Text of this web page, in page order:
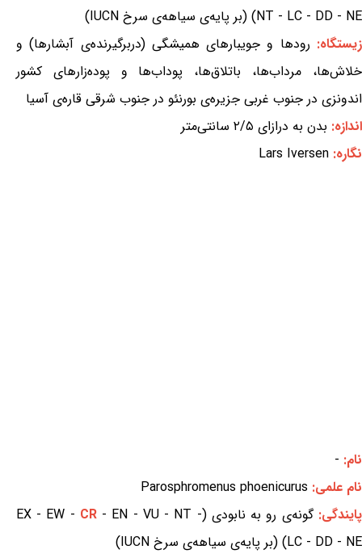
NT - LC - DD - NE) (بر پایه‌ی سیاهه‌ی سرخ IUCN)
زیستگاه: رودها و جویبارهای همیشگی (دربرگیرنده‌ی آبشارها) و
خلاش‌ها، مرداب‌ها، باتلاق‌ها، پوداب‌ها و پوده‌زارهای کشور
اندونزی در جنوب غربی جزیره‌ی بورنئو در جنوب شرقی قاره‌ی آسیا
اندازه: بدن به درازای ۲/۵ سانتی‌متر
نگاره: Lars Iversen
نام: -
نام علمی: Parosphromenus phoenicurus
پایندگی:گونه‌ی رو به نابودی (EX - EW - CR - EN - VU - NT -
LC - DD - NE) (بر پایه‌ی سیاهه‌ی سرخ IUCN)